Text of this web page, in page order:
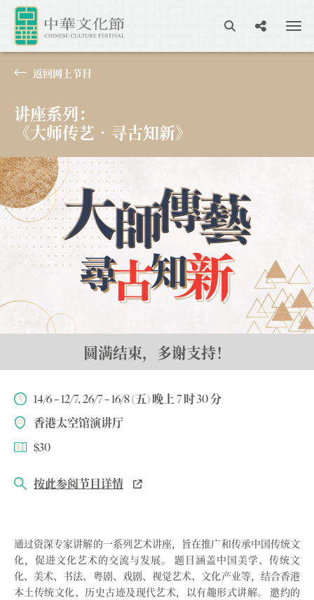
返回网上节目
讲座系列：
《大师传艺‧寻古知新》
14/6 – 12/7, 26/7 – 16/8 (五) 晚上 7 时 30 分
香港太空馆演讲厅
$30
按此参阅节目详情
通过资深专家讲解的一系列艺术讲座，旨在推广和传承中国传统文
化，促进文化艺术的交流与发展。 题目涵盖中国美学、传统文
化、美术、书法、粤剧、戏剧、视觉艺术、文化产业等，结合香港
本土传统文化、历史古迹及现代艺术，以有趣形式讲解。 邀约的
圆满结束，多谢支持！